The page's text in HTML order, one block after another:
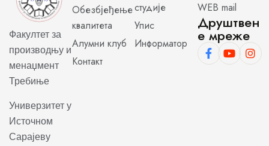
Факултет за
производњу и
менаџмент
Требиње
Универзитет у
Источном
Сарајеву
Обезбјеђење
квалитета
Алумни клуб
Контакт
студије
Упис
Информатор
WEB mail
Друштвен
е мреже